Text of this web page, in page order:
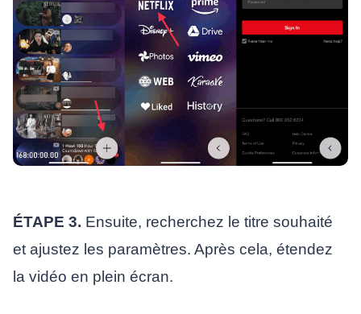
ÉTAPE 3. Ensuite, recherchez le titre souhaité
et ajustez les paramètres. Après cela, étendez
la vidéo en plein écran.